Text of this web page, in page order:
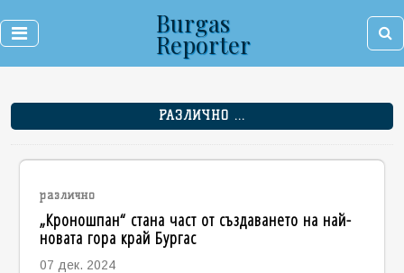
Burgas
Reporter
РАЗЛИЧНО ...
различно
„Кроношпан“ стана част от създаването на най-
новата гора край Бургас
07 дек. 2024